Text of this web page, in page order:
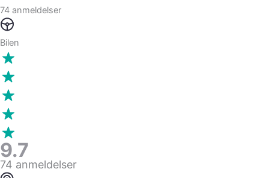
74 anmeldelser
Bilen
9.7
74 anmeldelser